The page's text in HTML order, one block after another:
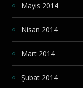
Mayıs 2014
Nisan 2014
Mart 2014
Şubat 2014